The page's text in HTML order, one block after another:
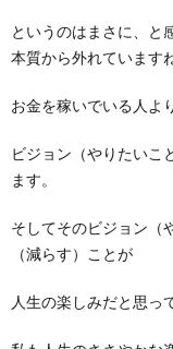
というのはまさに、と
本質から外れていますね
お金を稼いでいる人よ
ビジョン（やりたいこ
ます。
そしてそのビジョン（
（減らす）ことが
人生の楽しみだと思っ